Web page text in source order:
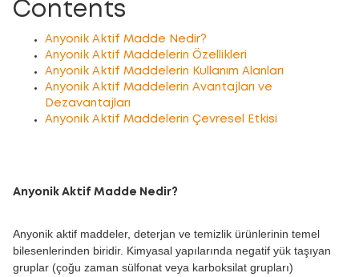
Contents
Anyonik Aktif Madde Nedir?
Anyonik Aktif Maddelerin Özellikleri
Anyonik Aktif Maddelerin Kullanım Alanları
Anyonik Aktif Maddelerin Avantajları ve
Dezavantajları
Anyonik Aktif Maddelerin Çevresel Etkisi
Anyonik Aktif Madde Nedir?
Anyonik aktif maddeler, deterjan ve temizlik ürünlerinin temel
bilesenlerinden biridir. Kimyasal yapılarında negatif yük taşıyan
gruplar (çoğu zaman sülfonat veya karboksilat grupları)